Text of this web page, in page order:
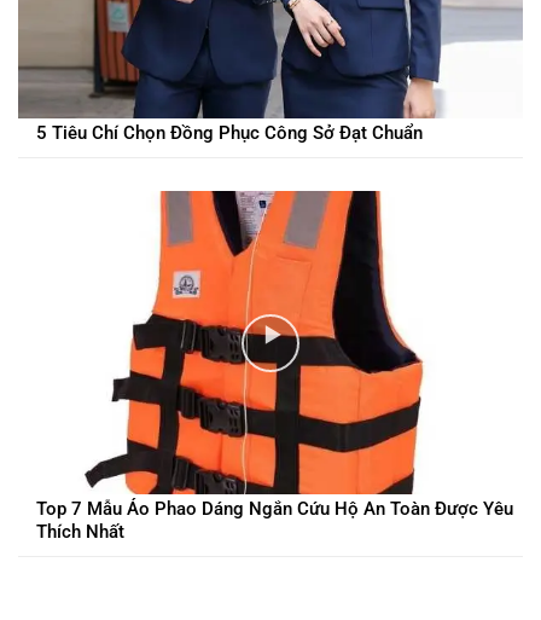
5 Tiêu Chí Chọn Đồng Phục Công Sở Đạt Chuẩn
Top 7 Mẫu Áo Phao Dáng Ngắn Cứu Hộ An Toàn Được Yêu
Thích Nhất